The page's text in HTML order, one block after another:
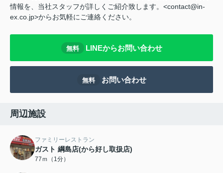
情報を、当社スタッフが詳しくご紹介致します。<contact@in-
ex.co.jp>からお気軽にご連絡ください。
無料 LINEからお問い合わせ
無料 お問い合わせ
周辺施設
ファミリーレストラン
ガスト 綱島店(から好し取扱店)
77ｍ（1分）